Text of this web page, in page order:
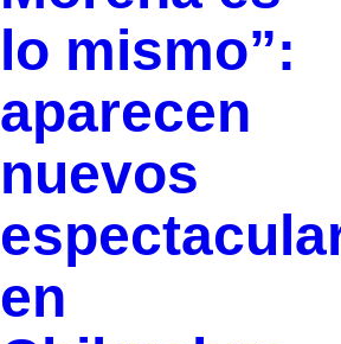
lo mismo”:
aparecen
nuevos
en